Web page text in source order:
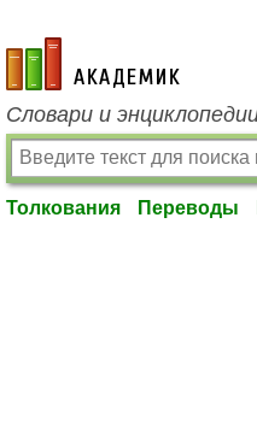
academic.ru
Словари и
Толкования Переводы